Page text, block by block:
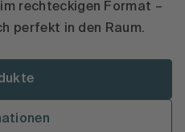
rechteckigen Format –
perfekt in den Raum.